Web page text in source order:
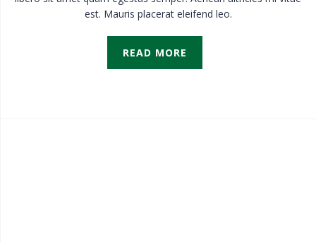
est. Mauris placerat eleifend leo.
READ MORE